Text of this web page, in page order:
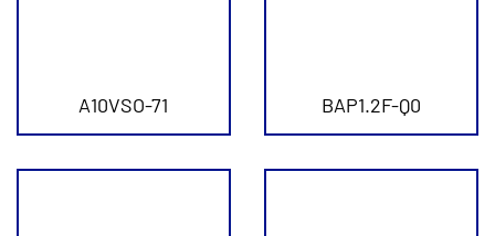
A10VSO-71 BAP1.2F-Q0